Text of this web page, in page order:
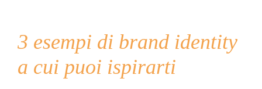
3 esempi di brand identity
a cui puoi ispirarti